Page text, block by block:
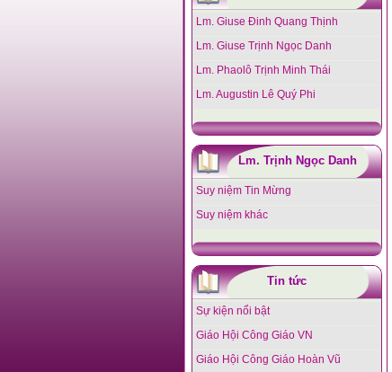
Lm. Giuse Đinh Quang Thịnh
Lm. Giuse Trịnh Ngọc Danh
Lm. Phaolô Trịnh Minh Thái
Lm. Augustin Lê Quý Phi
Lm. Trịnh Ngọc Danh
Suy niệm Tin Mừng
Suy niệm khác
Tin tức
Sự kiện nổi bật
Giáo Hội Công Giáo VN
Giáo Hội Công Giáo Hoàn Vũ